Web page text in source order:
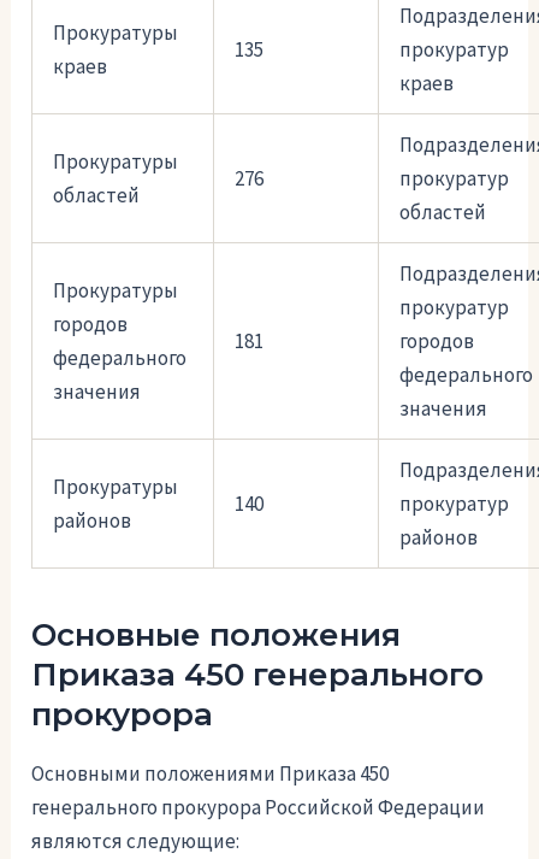
Прокуратуры
краев
135
прокуратур
краев
Прокуратуры
областей
276
прокуратур
областей
Прокуратуры
городов
федерального
значения
181
прокуратур
городов
федерального
значения
Прокуратуры
районов
140
прокуратур
районов
Основные положения
Приказа 450 генерального
прокурора
Основными положениями Приказа 450
генерального прокурора Российской Федерации
являются следующие: